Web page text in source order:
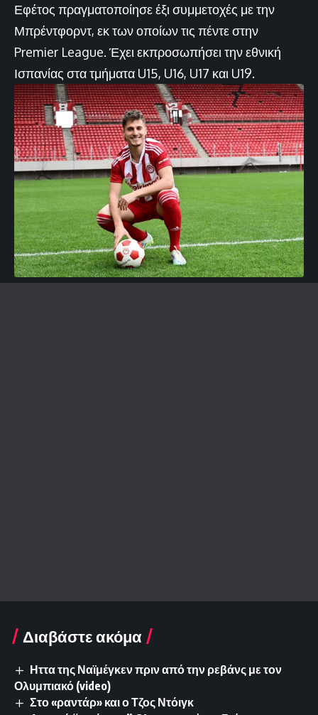
Εφέτος πραγματοποίησε έξι συμμετοχές με την
Μπρέντφορντ, εκ των οποίων τις πέντε στην
Premier League. Έχει εκπροσωπήσει την εθνική
Ισπανίας στα τμήματα U15, U16, U17 και U19.
Διαβάστε ακόμα
Ηττα της Ναϊμέγκεν πριν από την ρεβάνς με τον
Ολυμπιακό (video)
Στο «ραντάρ» και ο Τζος Ντόιγκ